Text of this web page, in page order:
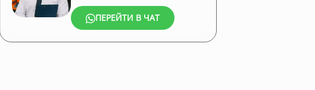
ПЕРЕЙТИ В ЧАТ